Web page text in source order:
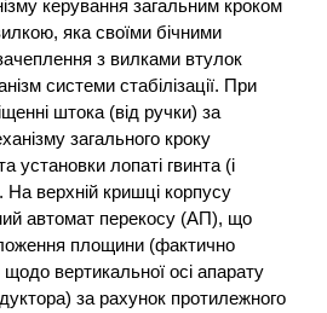
керування загальним кроком
яка своїми бічними
з вилками втулок
системи стабілізації. При
штока (від ручки) за
загального кроку
установки лопаті гвинта (і
На верхній кришці корпусу
автомат перекосу (АП), що
площини (фактично
вертикальної осі апарату
за рахунок протилежного